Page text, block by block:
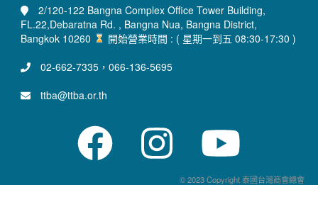
2/120-122 Bangna Complex Office Tower Building,
FL.22,Debaratna Rd. , Bangna Nua, Bangna District,
Bangkok 10260
開始營業時間 : ( 星期一到五 08:30-17:30 )
02-662-7335，066-136-5695
ttba@ttba.or.th
© 2023 Copyright 泰國台灣商會總會